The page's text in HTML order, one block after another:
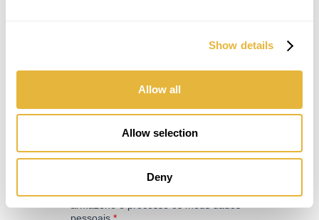
Show details
Allow all
Allow selection
Deny